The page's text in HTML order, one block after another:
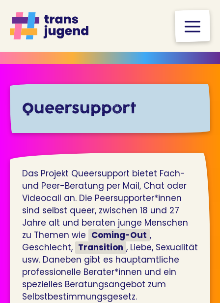
Inhalt
springen
Queersupport
Das Projekt Queersupport bietet Fach-
und Peer-Beratung per Mail, Chat oder
Videocall an. Die Peersupporter*innen
sind selbst queer, zwischen 18 und 27
Jahre alt und beraten junge Menschen
zu Themen wie Coming-Out ,
Geschlecht, Transition , Liebe, Sexualität
usw. Daneben gibt es hauptamtliche
professionelle Berater*innen und ein
spezielles Beratungsangebot zum
Selbstbestimmungsgesetz.